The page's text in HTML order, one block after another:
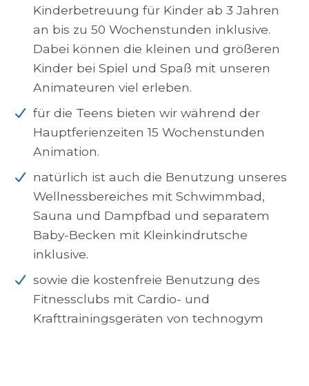
Kinderbetreuung für Kinder ab 3 Jahren
an bis zu 50 Wochenstunden inklusive.
Dabei können die kleinen und größeren
Kinder bei Spiel und Spaß mit unseren
Animateuren viel erleben.
für die Teens bieten wir während der
Hauptferienzeiten 15 Wochenstunden
Animation.
natürlich ist auch die Benutzung unseres
Wellnessbereiches mit Schwimmbad,
Sauna und Dampfbad und separatem
Baby-Becken mit Kleinkindrutsche
inklusive.
sowie die kostenfreie Benutzung des
Fitnessclubs mit Cardio- und
Krafttrainingsgeräten von technogym